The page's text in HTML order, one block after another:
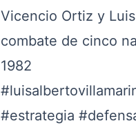
Vicencio Ortiz y
combate de cinco
1982
#estrategia